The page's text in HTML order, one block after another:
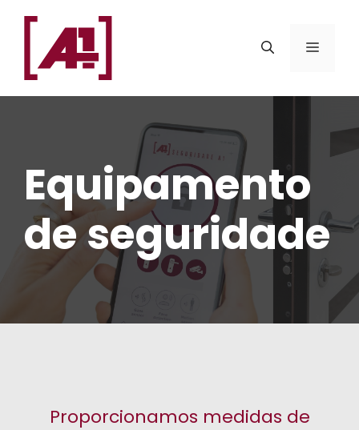
contido
MENÚ
Equipamento
de seguridade
Proporcionamos medidas de